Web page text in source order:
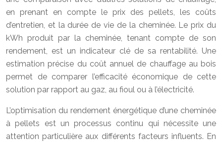
en prenant en compte le prix des pellets, les coûts
d’entretien, et la durée de vie de la cheminée. Le prix du
kWh produit par la cheminée, tenant compte de son
rendement, est un indicateur clé de sa rentabilité. Une
estimation précise du coût annuel de chauffage au bois
permet de comparer l’efficacité économique de cette
solution par rapport au gaz, au fioul ou à l’électricité.
L’optimisation du rendement énergétique d’une cheminée
à pellets est un processus continu qui nécessite une
attention particulière aux différents facteurs influents. En